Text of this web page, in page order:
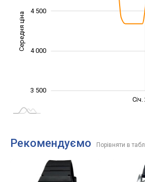
Середня ціна 4 000
4 500
3 500
Рекомендуємо Порівняти в